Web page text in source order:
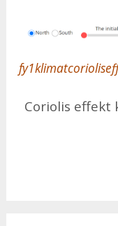
Co­ri­o­lis ef­fekt